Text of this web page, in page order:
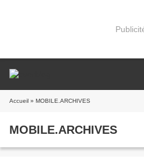
Accueil » MOBILE.ARCHIVES
MOBILE.ARCHIVES